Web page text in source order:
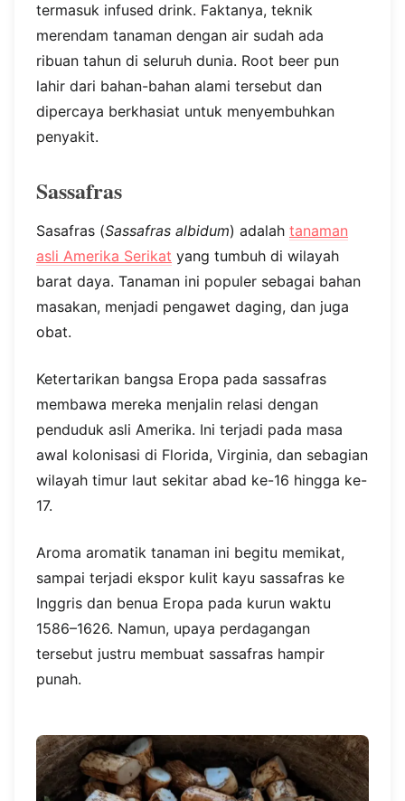
termasuk infused drink. Faktanya, teknik
merendam tanaman dengan air sudah ada
ribuan tahun di seluruh dunia. Root beer pun
lahir dari bahan-bahan alami tersebut dan
dipercaya berkhasiat untuk menyembuhkan
penyakit.
Sassafras
Sasafras (Sassafras albidum) adalah tanaman
asli Amerika Serikat yang tumbuh di wilayah
barat daya. Tanaman ini populer sebagai bahan
masakan, menjadi pengawet daging, dan juga
obat.
Ketertarikan bangsa Eropa pada sassafras
membawa mereka menjalin relasi dengan
penduduk asli Amerika. Ini terjadi pada masa
awal kolonisasi di Florida, Virginia, dan sebagian
wilayah timur laut sekitar abad ke-16 hingga ke-
17.
Aroma aromatik tanaman ini begitu memikat,
sampai terjadi ekspor kulit kayu sassafras ke
Inggris dan benua Eropa pada kurun waktu
1586–1626. Namun, upaya perdagangan
tersebut justru membuat sassafras hampir
punah.